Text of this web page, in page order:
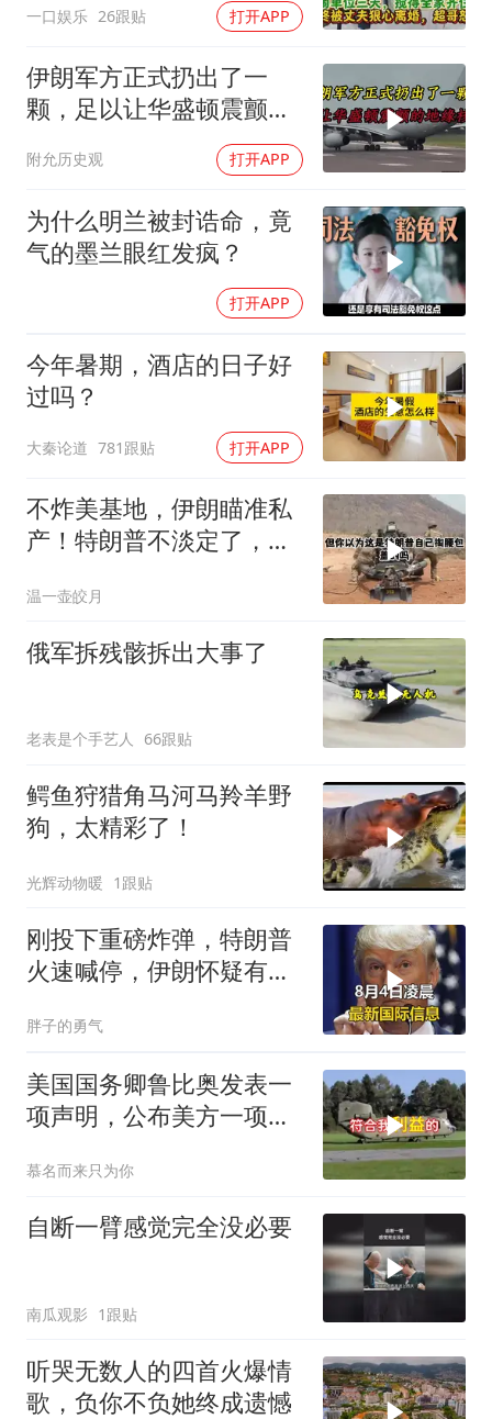
一口娱乐 26跟贴 打开APP
伊朗军方正式扔出了一
颗，足以让华盛顿震颤的
附允历史观 打开APP
为什么明兰被封诰命，竟
气的墨兰眼红发疯？
打开APP
今年暑期，酒店的日子好
过吗？
大秦论道 781跟贴 打开APP
不炸美基地，伊朗瞄准私
产！特朗普不淡定了，被
温一壶皎月
俄军拆残骸拆出大事了
老表是个手艺人 66跟贴
鳄鱼狩猎角马河马羚羊野
狗，太精彩了！
光辉动物暖 1跟贴
刚投下重磅炸弹，特朗普
火速喊停，伊朗怀疑有
胖子的勇气
美国国务卿鲁比奥发表一
项声明，公布美方一项重
慕名而来只为你
自断一臂感觉完全没必要
南瓜观影 1跟贴
听哭无数人的四首火爆情
歌，负你不负她终成遗憾